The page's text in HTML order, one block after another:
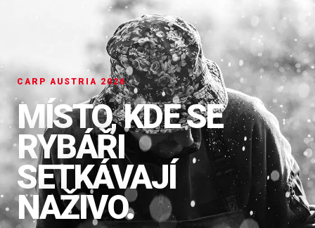
CARP AUSTRIA 2026
MÍSTO, KDE SE
RYBÁŘI
SETKÁVAJÍ
NAŽIVO.